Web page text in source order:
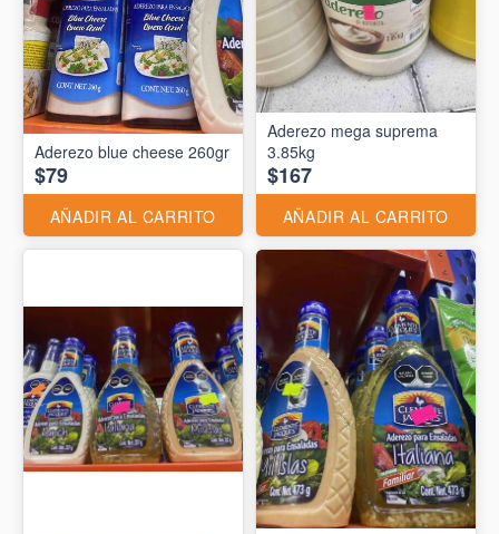
Aderezo blue cheese 260gr
$79
AÑADIR AL CARRITO
Aderezo mega suprema
3.85kg
$167
AÑADIR AL CARRITO